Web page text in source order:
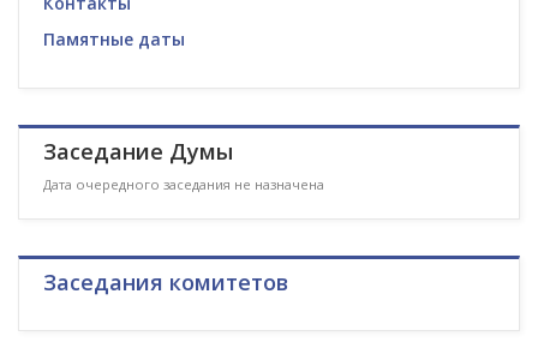
Памятные даты
Заседание Думы
Дата очередного заседания не назначена
Заседания комитетов